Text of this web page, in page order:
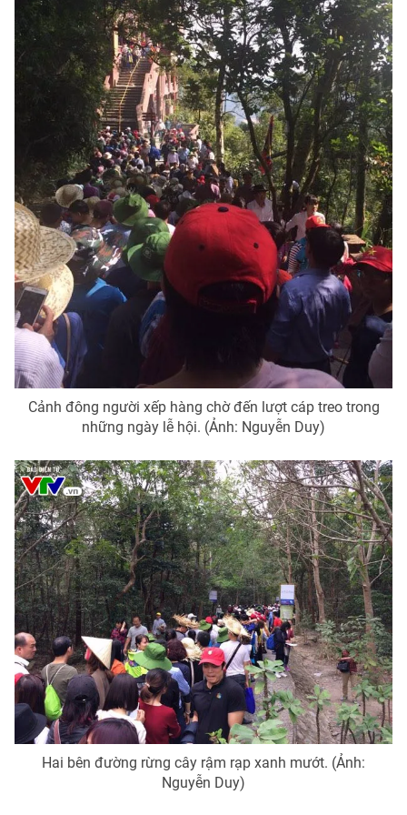
Liên hệ quảng cáo:024-7300.7108
® Cấm sao chép dưới mọi hình thức nếu không có sự chấp
thuận bằng văn bản. Ghi rõ nguồn VTV.vn khi phát hành lại
thông tin từ website này.
Cảnh đông người xếp hàng chờ đến lượt cáp treo trong
những ngày lễ hội. (Ảnh: Nguyễn Duy)
Hai bên đường rừng cây rậm rạp xanh mướt. (Ảnh:
Nguyễn Duy)